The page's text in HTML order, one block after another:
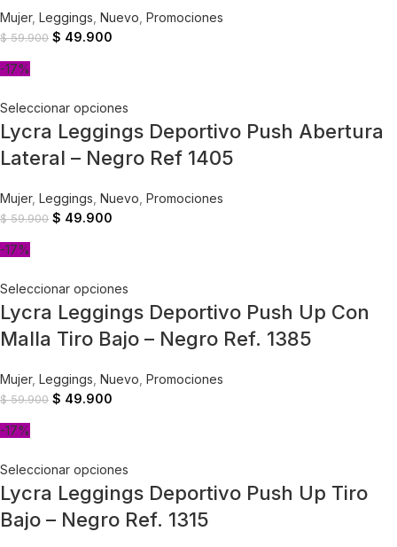
Mujer, Leggings Nuevo Promociones
$59.900 $ 49.900
-17%
Seleccionar opciones
Lycra Leggings Deportivo Push Abertura
Lateral – Negro Ref 1405
Mujer, Leggings Nuevo Promociones
$59.900 $ 49.900
-17%
Seleccionar opciones
Lycra Leggings Deportivo Push Up Con
Malla Tiro Bajo – Negro Ref. 1385
Mujer, Leggings Nuevo Promociones
$59.900 $ 49.900
-17%
Seleccionar opciones
Lycra Leggings Deportivo Push Up Tiro
Bajo – Negro Ref. 1315